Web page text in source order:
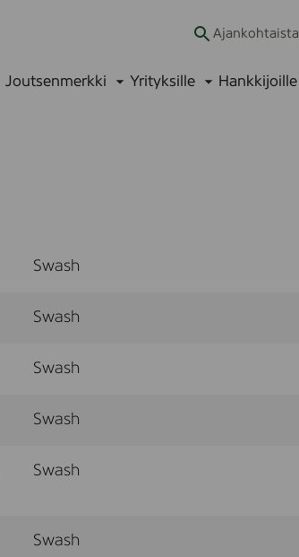
Ajankohtaista
Joutsenmerkki Yrityksille Hankkijoille
Swash
Swash
Swash
Swash
Swash
Swash